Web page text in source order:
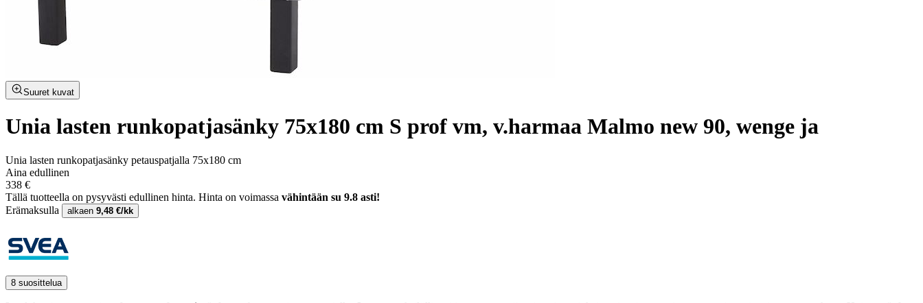
Suuret kuvat
Unia lasten runkopatjasänky 75x180 cm S prof vm, v.harmaa Malmo new 90, wenge ja
Unia lasten runkopatjasänky petauspatjalla 75x180 cm
Aina edullinen
338 €
Tällä tuotteella on pysyvästi edullinen hinta. Hinta on voimassa vähintään su 9.8 asti!
Erämaksulla
alkaen 9,48 €/kk
8 suosittelua